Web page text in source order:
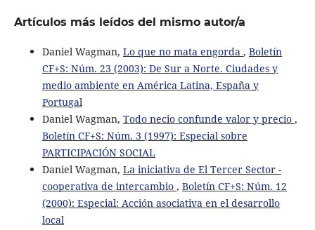
Artículos más leídos del mismo autor/a
Daniel Wagman, Lo que no mata engorda , Boletín
CF+S: Núm. 23 (2003): De Sur a Norte. Ciudades y
medio ambiente en América Latina, España y
Portugal
Daniel Wagman, Todo necio confunde valor y precio ,
Boletín CF+S: Núm. 3 (1997): Especial sobre
PARTICIPACIÓN SOCIAL
Daniel Wagman, La iniciativa de El Tercer Sector -
cooperativa de intercambio , Boletín CF+S: Núm. 12
(2000): Especial: Acción asociativa en el desarrollo
local